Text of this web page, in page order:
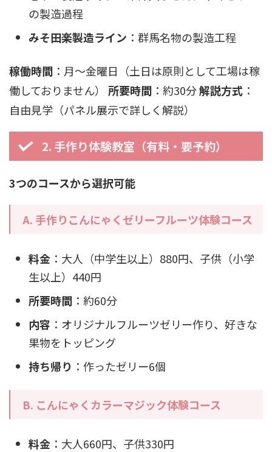
の製造過程
みそ田楽製造ライン ：群馬名物の製造工程
稼働時間 ：月〜金曜日（土日は原則として工場は稼
働しておりません） 所要時間 ：約30分解説方式 ：
自由見学（パネル展示で詳しく解説）
2. 手作り体験教室（有料・要予約）
3つのコースから選択可能
A. 手作りこんにゃくゼリーフルーツ体験コース
料金 ：大人（中学生以上）880円、子供（小学
生以上）440円
所要時間 ：約60分
内容 ：オリジナルフルーツゼリー作り、好きな
果物をトッピング
持ち帰り ：作ったゼリー6個
B. こんにゃくカラーマジック体験コース
料金 ：大人660円、子供330円